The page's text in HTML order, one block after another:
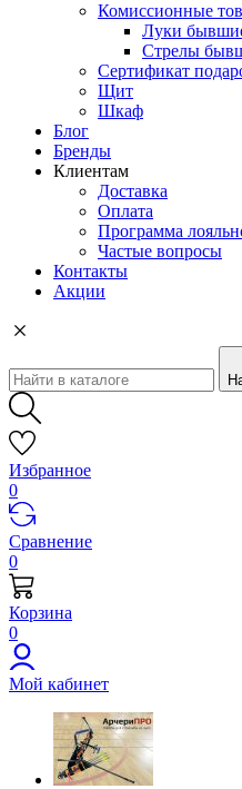
Комиссионные
Луки
Стрелы
Сертификат
Щит
Шкаф
Блог
Бренды
Клиентам
Доставка
Оплата
Программа
Частые вопросы
Контакты
Акции
Избранное
0
Сравнение
0
Корзина
0
Мой кабинет